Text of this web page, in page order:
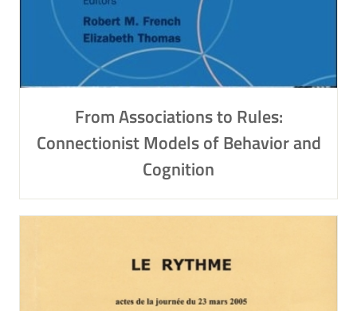
From Associations to Rules:
Connectionist Models of Behavior and
Cognition